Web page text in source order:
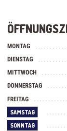
MONTAG
DIENSTAG
MITTWOCH
DONNERSTAG
FREITAG
SAMSTAG
SONNTAG